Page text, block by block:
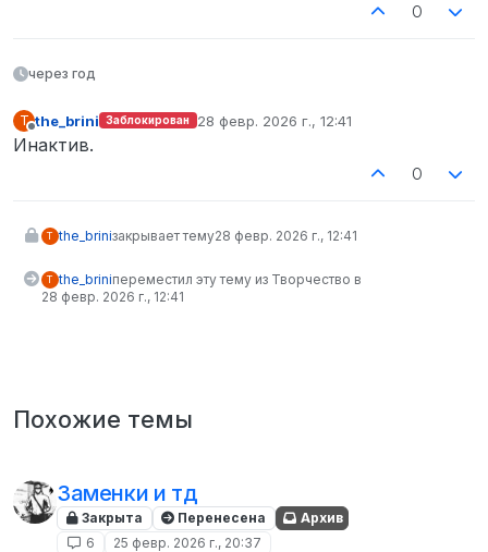
0
через год
T the_brini Заблокирован 28 февр. 2026 г., 12:41
отредактировано
Инактив.
0
T the_briniзакрывает тему28 февр. 2026 г., 12:41
T the_briniпереместил эту тему из Творчество в
28 февр. 2026 г., 12:41
Похожие темы
Заменки и тд
Закрыта Перенесена
Архив
6
25 февр. 2026 г., 20:37